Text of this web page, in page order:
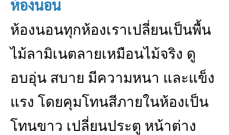
ห้องนอน
ห้องนอนทุกห้องเราเปลี่ยนเป็นพื้น
ไม้ลามิเนตลายเหมือนไม้จริง ดู
อบอุ่น สบาย มีความหนา และแข็ง
แรง โดยคุมโทนสีภายในห้องเป็น
โทนขาว เปลี่ยนประตู หน้าต่าง